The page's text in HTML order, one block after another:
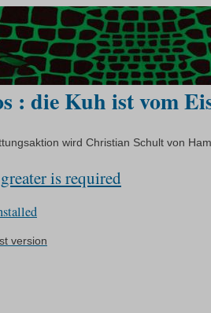
: die Kuh ist vom
wird Christian Schult von
is required
version